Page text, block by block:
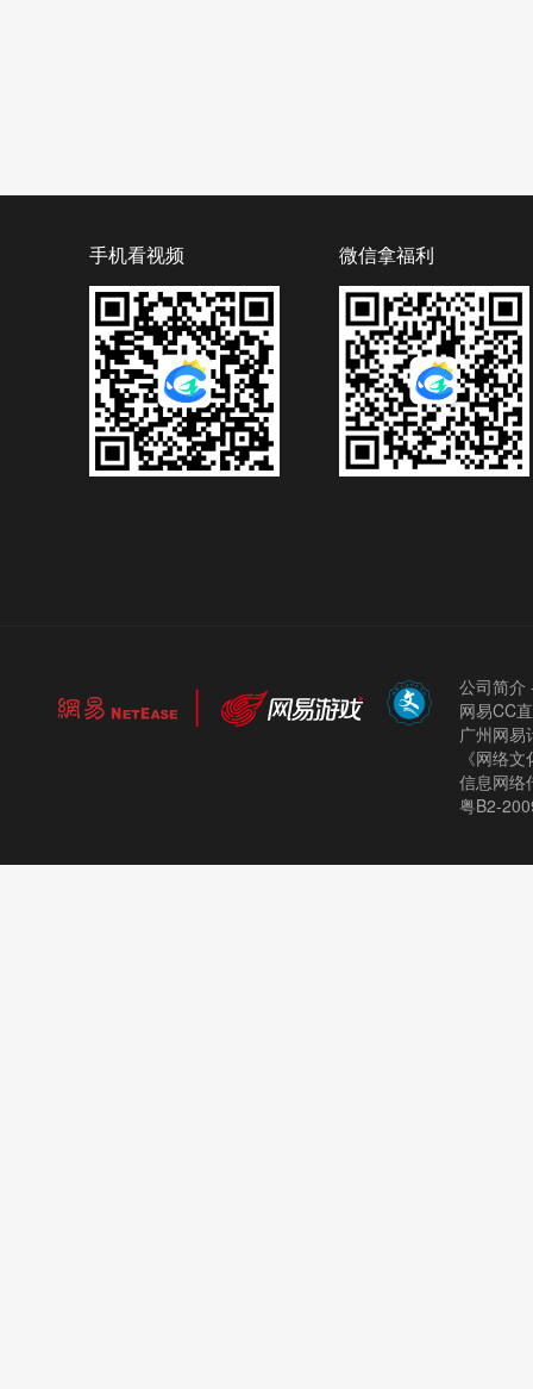
手机看视频 微信拿福利
公司简介
网易CC
广州网
《网络
信息网络
粤B2-